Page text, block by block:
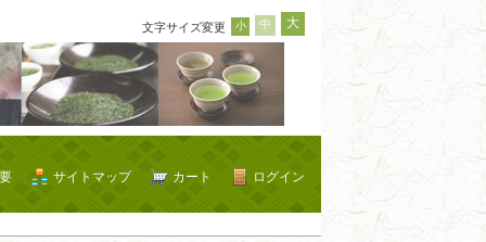
文字サイズ変更 小 中 大
ログイン
カート
サイトマップ